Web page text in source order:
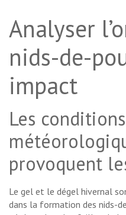
Analyser
nids-de-
impact
Les conditions
provoquent
Le gel et le dégel hivernal
dans la formation des nids-